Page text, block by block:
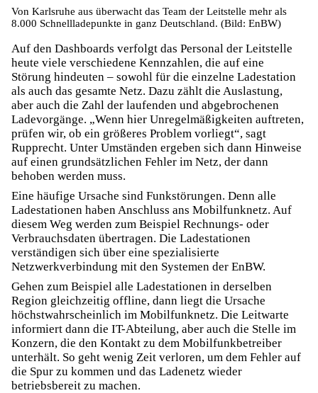
Von Karlsruhe aus überwacht das Team der Leitstelle mehr als
8.000 Schnellladepunkte in ganz Deutschland. (Bild: EnBW)
Auf den Dashboards verfolgt das Personal der Leitstelle
heute viele verschiedene Kennzahlen, die auf eine
Störung hindeuten – sowohl für die einzelne Ladestation
als auch das gesamte Netz. Dazu zählt die Auslastung,
aber auch die Zahl der laufenden und abgebrochenen
Ladevorgänge. „Wenn hier Unregelmäßigkeiten auftreten,
prüfen wir, ob ein größeres Problem vorliegt“, sagt
Rupprecht. Unter Umständen ergeben sich dann Hinweise
auf einen grundsätzlichen Fehler im Netz, der dann
behoben werden muss.
Eine häufige Ursache sind Funkstörungen. Denn alle
Ladestationen haben Anschluss ans Mobilfunknetz. Auf
diesem Weg werden zum Beispiel Rechnungs- oder
Verbrauchsdaten übertragen. Die Ladestationen
verständigen sich über eine spezialisierte
Netzwerkverbindung mit den Systemen der EnBW.
Gehen zum Beispiel alle Ladestationen in derselben
Region gleichzeitig offline, dann liegt die Ursache
höchstwahrscheinlich im Mobilfunknetz. Die Leitwarte
informiert dann die IT-Abteilung, aber auch die Stelle im
Konzern, die den Kontakt zu dem Mobilfunkbetreiber
unterhält. So geht wenig Zeit verloren, um dem Fehler auf
die Spur zu kommen und das Ladenetz wieder
betriebsbereit zu machen.